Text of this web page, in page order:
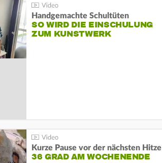
Handgemachte Schultüten
SO WIRD DIE EINSCHULUNG
ZUM KUNSTWERK
Kurze Pause vor der nächsten Hitze
36 GRAD AM WOCHENENDE